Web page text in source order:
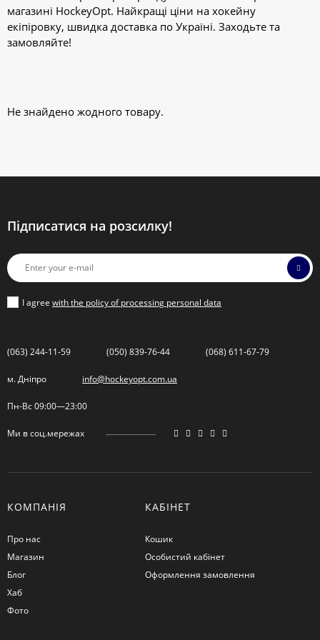
магазині HockeyOpt. Найкращі ціни на хокейну
екіпіровку, швидка доставка по Україні. Заходьте та
замовляйте!
Не знайдено жодного товару.
Підписатися на розсилку!
I agree with the policy of processing personal data
(063) 244-11-59 (050) 839-76-44 (068) 611-67-79
м. Дніпро info@hockeyopt.com.ua
Пн-Вс 09:00—23:00
Ми в соц.мережах
КОМПАНІЯ
Про нас
Магазин
Блог
Хаб
Фото
КАБІНЕТ
Кошик
Особистий кабінет
Оформлення замовлення